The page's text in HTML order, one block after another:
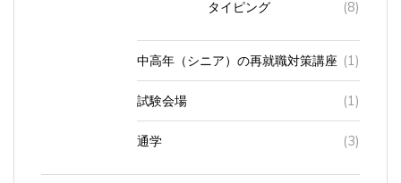
中高年（シニア）の再就職対策講座 (1)
試験会場 (1)
通学 (3)
パソコン購入 (5)